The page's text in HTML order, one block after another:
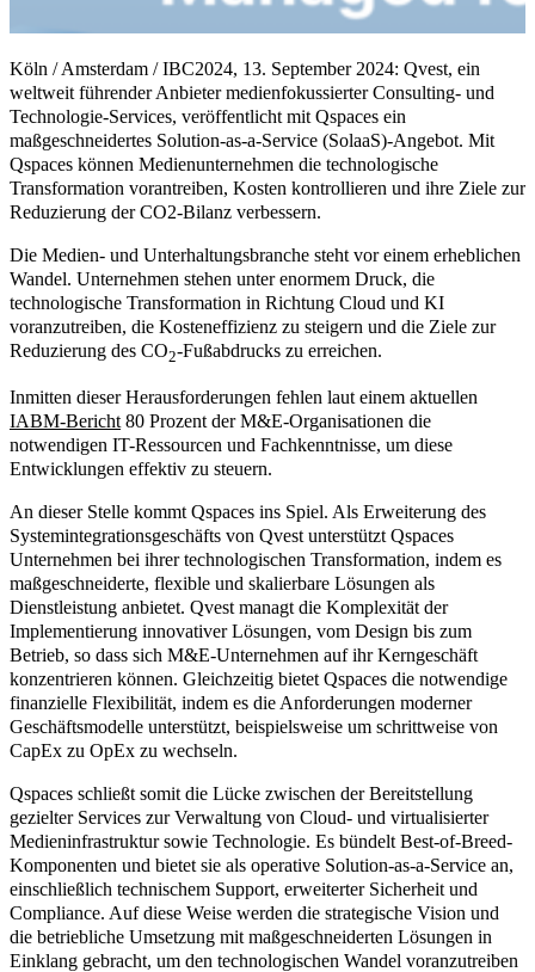
Köln / Amsterdam / IBC2024, 13. September 2024: Qvest, ein
weltweit führender Anbieter medienfokussierter Consulting- und
Technologie-Services, veröffentlicht mit Qspaces ein
maßgeschneidertes Solution-as-a-Service (SolaaS)-Angebot. Mit
Qspaces können Medienunternehmen die technologische
Transformation vorantreiben, Kosten kontrollieren und ihre Ziele zur
Reduzierung der CO2-Bilanz verbessern.
Die Medien- und Unterhaltungsbranche steht vor einem erheblichen
Wandel. Unternehmen stehen unter enormem Druck, die
technologische Transformation in Richtung Cloud und KI
voranzutreiben, die Kosteneffizienz zu steigern und die Ziele zur
Reduzierung des CO2-Fußabdrucks zu erreichen.
Inmitten dieser Herausforderungen fehlen laut einem aktuellen
IABM-Bericht 80 Prozent der M&E-Organisationen die
notwendigen IT-Ressourcen und Fachkenntnisse, um diese
Entwicklungen effektiv zu steuern.
An dieser Stelle kommt Qspaces ins Spiel. Als Erweiterung des
Systemintegrationsgeschäfts von Qvest unterstützt Qspaces
Unternehmen bei ihrer technologischen Transformation, indem es
maßgeschneiderte, flexible und skalierbare Lösungen als
Dienstleistung anbietet. Qvest managt die Komplexität der
Implementierung innovativer Lösungen, vom Design bis zum
Betrieb, so dass sich M&E-Unternehmen auf ihr Kerngeschäft
konzentrieren können. Gleichzeitig bietet Qspaces die notwendige
finanzielle Flexibilität, indem es die Anforderungen moderner
Geschäftsmodelle unterstützt, beispielsweise um schrittweise von
CapEx zu OpEx zu wechseln.
Qspaces schließt somit die Lücke zwischen der Bereitstellung
gezielter Services zur Verwaltung von Cloud- und virtualisierter
Medieninfrastruktur sowie Technologie. Es bündelt Best-of-Breed-
Komponenten und bietet sie als operative Solution-as-a-Service an,
einschließlich technischem Support, erweiterter Sicherheit und
Compliance. Auf diese Weise werden die strategische Vision und
die betriebliche Umsetzung mit maßgeschneiderten Lösungen in
Einklang gebracht, um den technologischen Wandel voranzutreiben